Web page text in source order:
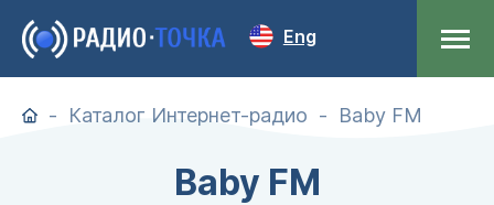
Eng
Каталог Интернет-радио Baby FM
Baby FM